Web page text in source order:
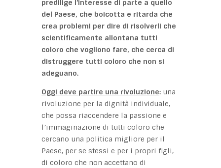
predilige l’interesse di parte a quello
del Paese, che boicotta e ritarda che
crea problemi per dire di risolverli che
scientificamente allontana tutti
coloro che vogliono fare, che cerca di
distruggere tutti coloro che non si
adeguano.
Oggi deve partire una rivoluzione: una
rivoluzione per la dignità individuale,
che possa riaccendere la passione e
l’immaginazione di tutti coloro che
cercano una politica migliore per il
Paese, per se stessi e per i propri figli,
di coloro che non accettano di